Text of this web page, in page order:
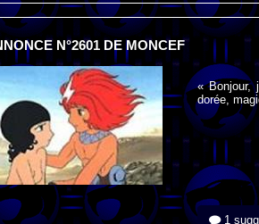
N°2601 DE MONCEF
« Bonjour,
dorée,
1